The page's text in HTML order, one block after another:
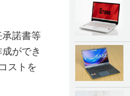
承諾書等
ができ
ストを